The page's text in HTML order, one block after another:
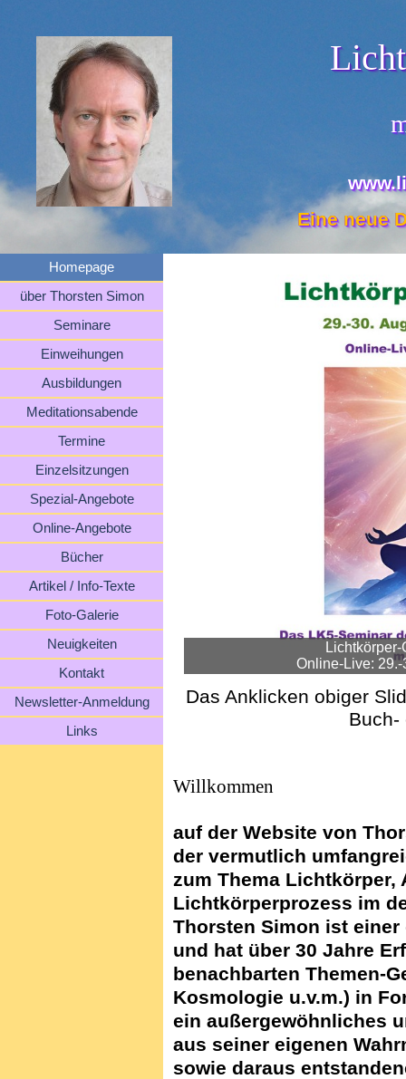
Eine neue
Homepage
über Thorsten Simon
Seminare
Einweihungen
Ausbildungen
Meditationsabende
Termine
Einzelsitzungen
Spezial-Angebote
Online-Angebote
Bücher
Artikel / Info-Texte
Foto-Galerie
Neuigkeiten
Kontakt
Newsletter-Anmeldung
Links
Online-Live:
Das Anklicken obiger
Buch-
Willkommen
auf der Website von
der vermutlich
zum Thema
Lichtkörperprozess im
Thorsten Simon ist einer
und hat über 30 Jahre
benachbarten Themen-
Kosmologie u.v.m.) in
ein außergewöhnliches
aus seiner eigenen
sowie daraus